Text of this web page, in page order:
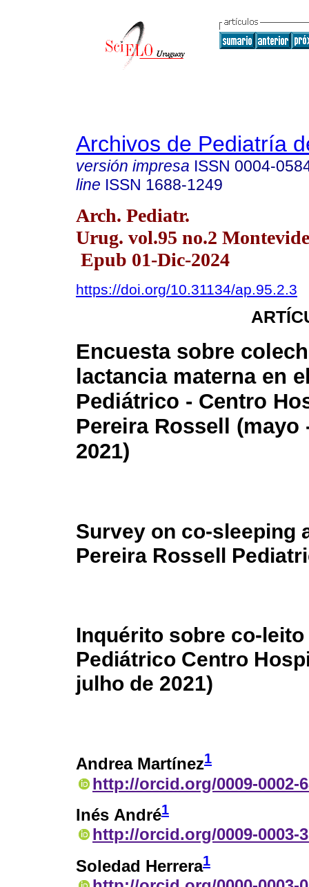
Archivos de Pediatría
versión impresa ISSN 0004-
line ISSN 1688-1249
Arch. Pediatr.
Urug. vol.95 no.2
Epub 01-Dic-2024
https://doi.org/10.31134/ap.95.2.3
Encuesta sobre
lactancia materna en
Pediátrico - Centro
Pereira Rossell (mayo
2021)
Survey on co-sleeping
Pereira Rossell
Inquérito sobre co-
Pediátrico Centro
julho de 2021)
Andrea Martínez1
http://orcid.org/0009-0002-
Inés André1
http://orcid.org/0009-0003-
Soledad Herrera1